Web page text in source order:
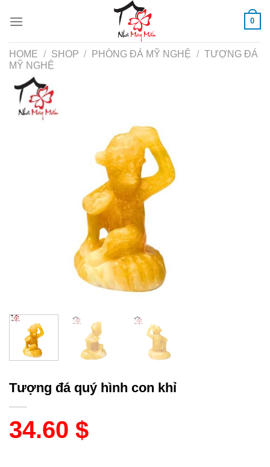
0
HOME / SHOP / PHÒNG ĐÁ MỸ NGHỆ / TƯỢNG ĐÁ
MỸ NGHỆ
Tượng đá quý hình con khỉ
34.60 $